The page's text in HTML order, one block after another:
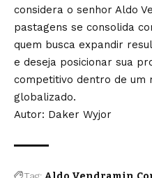
considera o senhor Aldo
pastagens se consolida
quem busca expandir
e deseja posicionar sua
competitivo dentro de um
globalizado.
Autor: Daker Wyjor